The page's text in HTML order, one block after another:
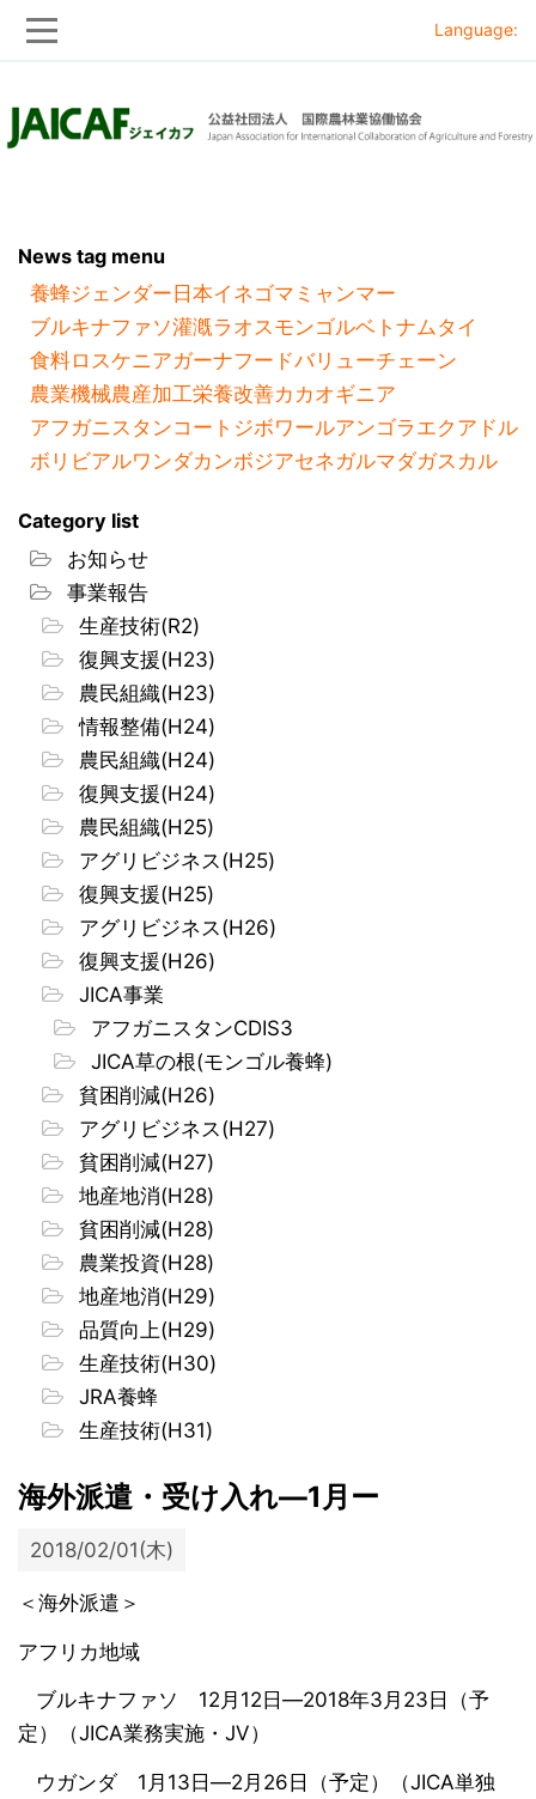
to
to
Language:
News tag menu
養蜂ジェンダー 日本イネゴマ ミャンマー
ブルキナファソ灌漑ラオスモンゴルベトナムタイ
食料ロスケニアガーナフードバリューチェーン
農業機械農産加工栄養改善カカオギニア
アフガニスタンコートジボワールアンゴラ エクアドル
ボリビアルワンダカンボジアセネガルマダガスカル
Category list
お知らせ
事業報告
生産技術(R2)
復興支援(H23)
農民組織(H23)
情報整備(H24)
農民組織(H24)
復興支援(H24)
農民組織(H25)
アグリビジネス(H25)
復興支援(H25)
アグリビジネス(H26)
復興支援(H26)
JICA事業
アフガニスタンCDIS3
JICA草の根(モンゴル養蜂)
貧困削減(H26)
アグリビジネス(H27)
貧困削減(H27)
地産地消(H28)
貧困削減(H28)
農業投資(H28)
地産地消(H29)
品質向上(H29)
生産技術(H30)
JRA養蜂
生産技術(H31)
海外派遣・受け入れ―1月ー
2018/02/01(木)
＜海外派遣＞
アフリカ地域
ブルキナファソ 12月12日―2018年3月23日（予
定）（JICA業務実施・JV）
ウガンダ 1月13日―2月26日（予定）（JICA単独